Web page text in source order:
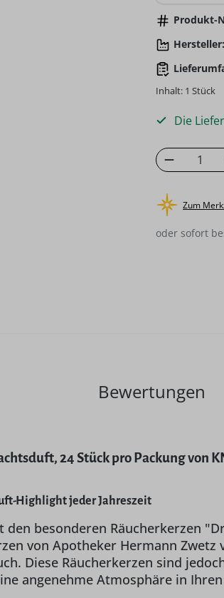
Produkt-
Hersteller:
Inhalt: 1 Stück
Die
Produkt
Zum
oder sofort
Bewertungen
24 Stück pro Packung von
Highlight jeder Jahreszeit
besonderen Räucherkerzen
von Apotheker Hermann
Diese Räucherkerzen sind
angenehme Atmosphäre in